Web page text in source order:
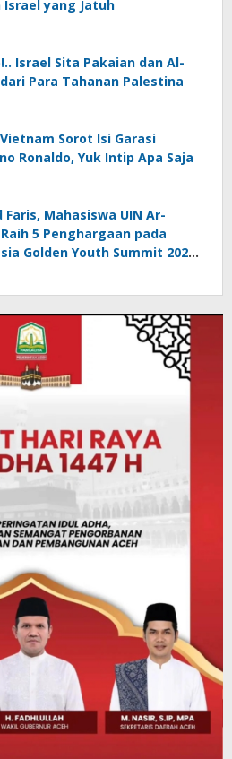
Israel yang Jatuh
Israel Sita Pakaian dan Al-
Para Tahanan Palestina
Sorot Isi Garasi
Ronaldo, Yuk Intip Apa Saja
Faris, Mahasiswa UIN Ar-
5 Penghargaan pada
Golden Youth Summit 2026